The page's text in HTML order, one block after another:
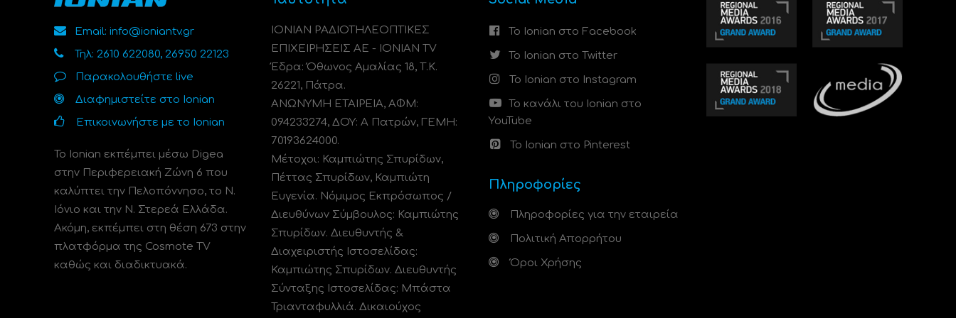
Email: info@ioniantv.gr
Τηλ: 2610 622080, 26950 22123
Παρακολουθήστε live
Διαφημιστείτε στο Ionian
Επικοινωνήστε με το Ionian
Το Ionian εκπέμπει μέσω Digea
στην Περιφερειακή Ζώνη 6 που
καλύπτει την Πελοπόννησο, το N.
Ιόνιο και την Ν. Στερεά Ελλάδα.
Ακόμη, εκπέμπει στη θέση 673 στην
πλατφόρμα της Cosmote TV
καθώς και διαδικτυακά.
ΙΟΝΙΑΝ ΡΑΔΙΟΤΗΛΕΟΠΤΙΚΕΣ
ΕΠΙΧΕΙΡΗΣΕΙΣ ΑΕ - IONIAN TV
Έδρα: Όθωνος Αμαλίας 18, Τ.Κ.
26221, Πάτρα.
ΑΝΩΝΥΜΗ ΕΤΑΙΡΕΙΑ, ΑΦΜ:
094233274, ΔΟΥ: A Πατρών, ΓΕΜΗ:
70193624000.
Μέτοχοι: Καμπιώτης Σπυρίδων,
Πέττας Σπυρίδων, Καμπιώτη
Ευγενία. Νόμιμος Εκπρόσωπος /
Διευθύνων Σύμβουλος: Καμπιώτης
Σπυρίδων. Διευθυντής &
Διαχειριστής Ιστοσελίδας:
Καμπιώτης Σπυρίδων. Διευθυντής
Σύνταξης Ιστοσελίδας: Μπάστα
Τριανταφυλλιά. Δικαιούχος
Το Ionian στο Facebook
Το Ionian στο Twitter
Το Ionian στο Instagram
Το κανάλι του Ionian στο
YouTube
Το Ionian στο Pinterest
Πληροφορίες
Πληροφορίες για την εταιρεία
Πολιτική Απορρήτου
Όροι Χρήσης